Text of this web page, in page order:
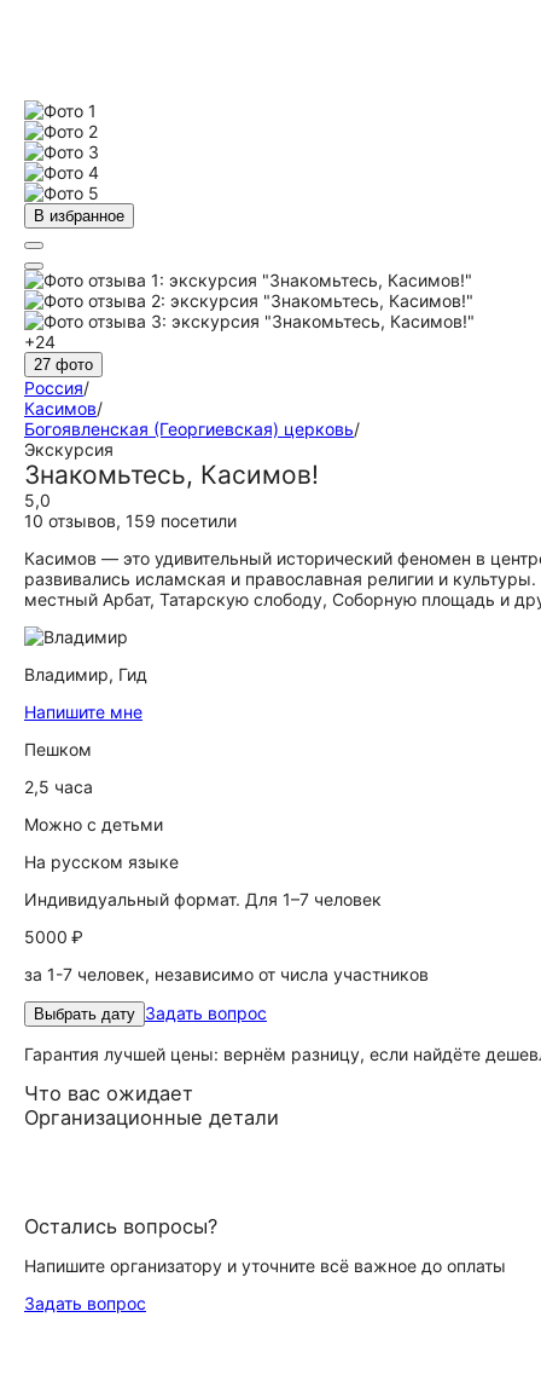
В избранное
+24
27 фото
Россия/
Касимов/
Богоявленская (Георгиевская) церковь/
Экскурсия
Знакомьтесь, Касимов!
5,0
10 отзывов, 159 посетили
Касимов — это удивительный исторический феномен в
развивались исламская и православная религии и
местный Арбат, Татарскую слободу, Соборную площадь и
Владимир, Гид
Напишите мне
Пешком
2,5 часа
Можно с детьми
На русском языке
Индивидуальный формат. Для 1–7 человек
5000 ₽
за 1-7 человек, независимо от числа участников
Выбрать дату Задать вопрос
Гарантия лучшей цены: вернём разницу, если найдёте
Что вас ожидает
Организационные детали
Остались вопросы?
Напишите организатору и уточните всё важное до оплаты
Задать вопрос